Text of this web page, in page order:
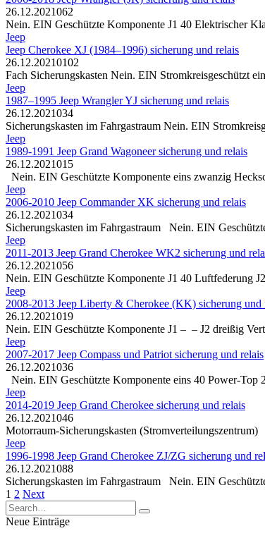
26.12.2021062
Nein. EIN Geschützte Komponente J1 40 Elektrischer
Jeep
Jeep Cherokee XJ (1984–1996) sicherung und relais
26.12.20210102
Fach Sicherungskasten Nein. EIN Stromkreisgeschützt
Jeep
1987–1995 Jeep Wrangler YJ sicherung und relais
26.12.2021034
Sicherungskasten im Fahrgastraum Nein. EIN
Jeep
1989-1991 Jeep Grand Wagoneer sicherung und relais
26.12.2021015
Nein. EIN Geschützte Komponente eins zwanzig
Jeep
2006-2010 Jeep Commander XK sicherung und relais
26.12.2021034
Sicherungskasten im Fahrgastraum Nein. EIN
Jeep
2011-2013 Jeep Grand Cherokee WK2 sicherung und
26.12.2021056
Nein. EIN Geschützte Komponente J1 40 Luftfederung
Jeep
2008-2013 Jeep Liberty & Cherokee (KK) sicherung und
26.12.2021019
Nein. EIN Geschützte Komponente J1 – – J2 dreißig
Jeep
2007-2017 Jeep Compass und Patriot sicherung und relais
26.12.2021036
Nein. EIN Geschützte Komponente eins 40 Power-
Jeep
2014-2019 Jeep Grand Cherokee sicherung und relais
26.12.2021046
Motorraum-Sicherungskasten
Jeep
1996-1998 Jeep Grand Cherokee ZJ/ZG sicherung und
26.12.2021088
Sicherungskasten im Fahrgastraum Nein. EIN
Posts
pagination
1 2 Next
Search
for:
Neue Einträge